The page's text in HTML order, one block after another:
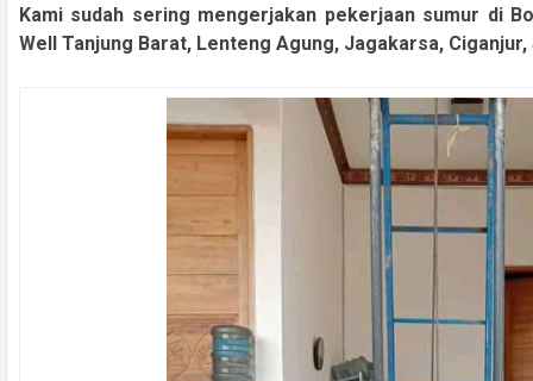
Kami sudah sering mengerjakan pekerjaan sumur di
Well Tanjung Barat, Lenteng Agung, Jagakarsa,